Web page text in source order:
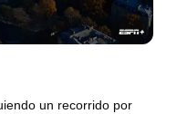
un recorrido por